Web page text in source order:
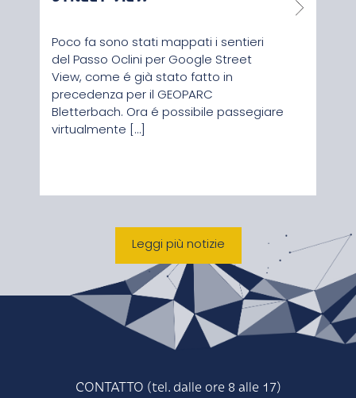
Poco fa sono stati mappati i sentieri
del Passo Oclini per Google Street
View, come é già stato fatto in
precedenza per il GEOPARC
Bletterbach. Ora é possibile passegiare
virtualmente […]
Leggi più notizie
CONTATTO (tel. dalle ore 8 alle 17)